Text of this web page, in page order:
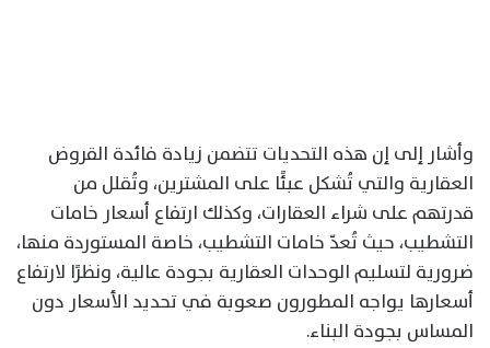
وأشار إلى إن هذه التحديات تتضمن زيادة فائدة القروض
العقارية والتي تُشكل عبئًا على المشترين، وتُقلل من
قدرتهم على شراء العقارات، وكذلك ارتفاع أسعار خامات
التشطيب، حيث تُعدّ خامات التشطيب، خاصة المستوردة منها،
ضرورية لتسليم الوحدات العقارية بجودة عالية، ونظرًا لارتفاع
أسعارها يواجه المطورون صعوبة في تحديد الأسعار دون
المساس بجودة البناء.